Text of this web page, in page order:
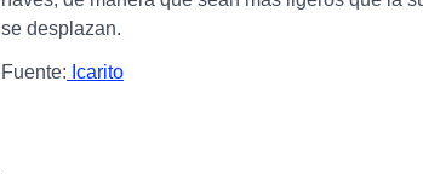
se desplazan.
Fuente: Icarito